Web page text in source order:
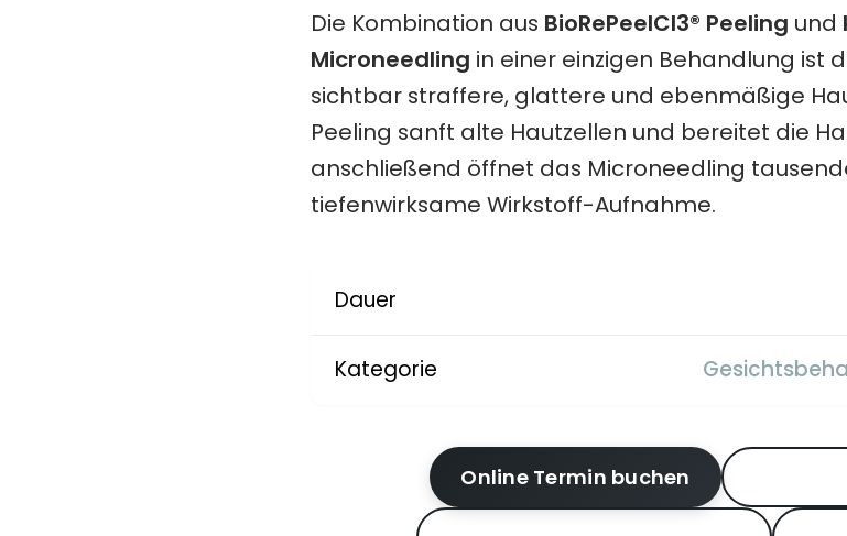
Die Kombination aus BioRePeelCl3® Peeling und
Microneedling in einer einzigen Behandlung ist
sichtbar straffere, glattere und ebenmäßige
Peeling sanft alte Hautzellen und bereitet die
anschließend öffnet das Microneedling
tiefenwirksame Wirkstoff-Aufnahme.
Dauer
Kategorie
Online Termin buchen